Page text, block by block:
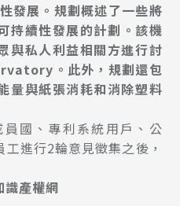
發展。規劃概述了一些將
持續性發展的計劃。該機
與私人利益相關方進行討
。此外，規劃還包
量與紙張消耗和消除塑料
國、專利系統用戶、公
進行2輪意見徵集之後，
識產權網